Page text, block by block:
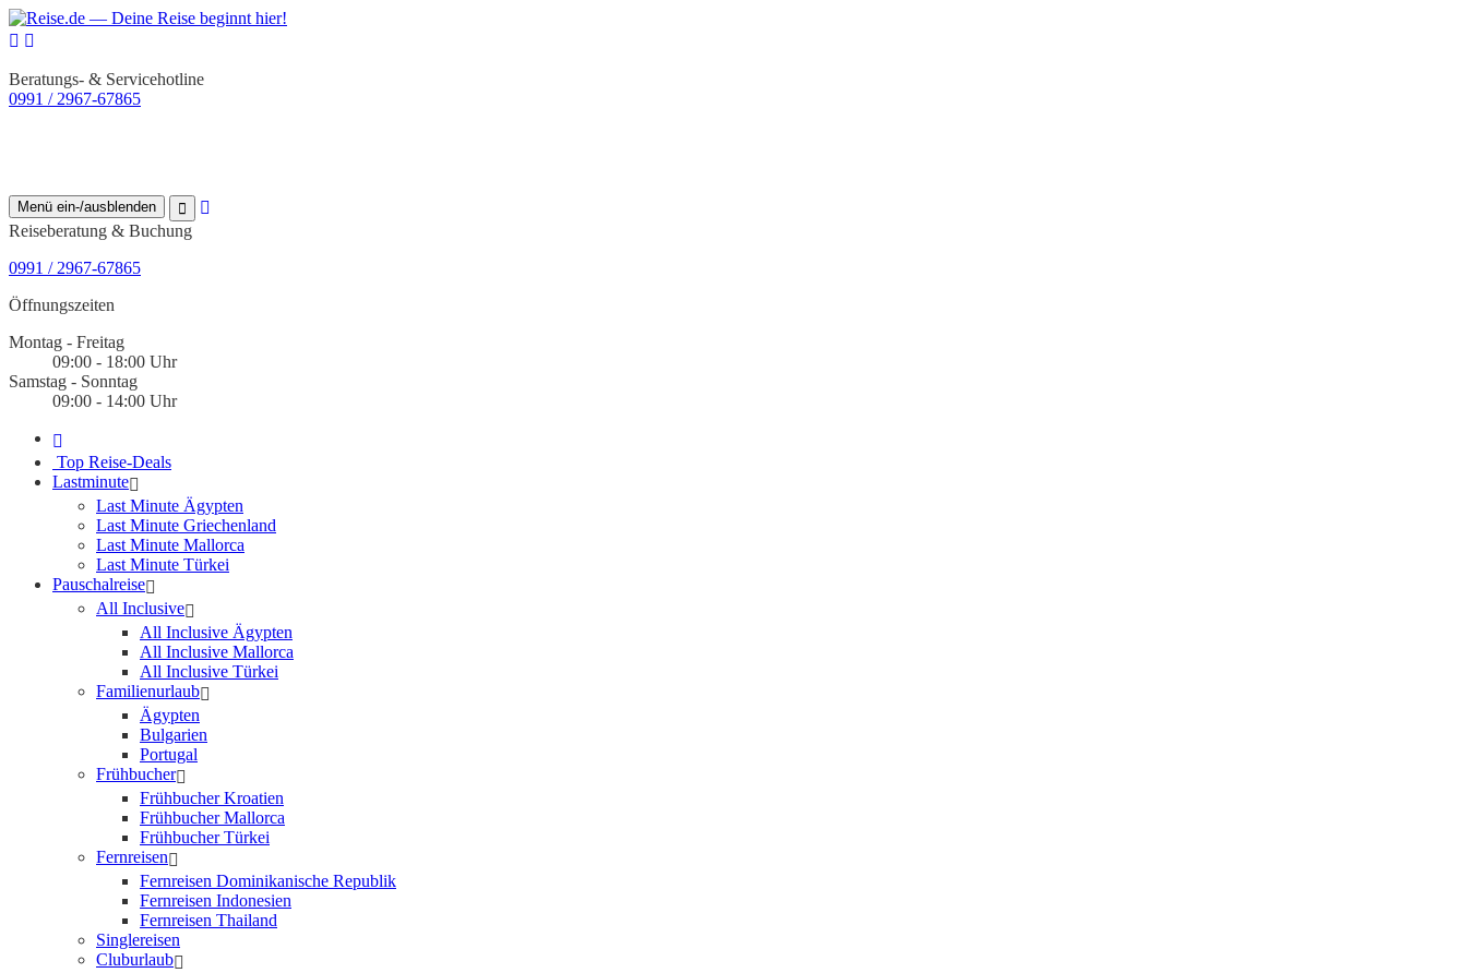
Beratungs- & Servicehotline
0991 / 2967-67865
Menü ein-/ausblenden
Reiseberatung & Buchung
0991 / 2967-67865
Öffnungszeiten
Montag - Freitag
09:00 - 18:00 Uhr
Samstag - Sonntag
09:00 - 14:00 Uhr
Top Reise-Deals
Lastminute
Last Minute Ägypten
Last Minute Griechenland
Last Minute Mallorca
Last Minute Türkei
Pauschalreise
All Inclusive
All Inclusive Ägypten
All Inclusive Mallorca
All Inclusive Türkei
Familienurlaub
Ägypten
Bulgarien
Portugal
Frühbucher
Frühbucher Kroatien
Frühbucher Mallorca
Frühbucher Türkei
Fernreisen
Fernreisen Dominikanische Republik
Fernreisen Indonesien
Fernreisen Thailand
Singlereisen
Cluburlaub